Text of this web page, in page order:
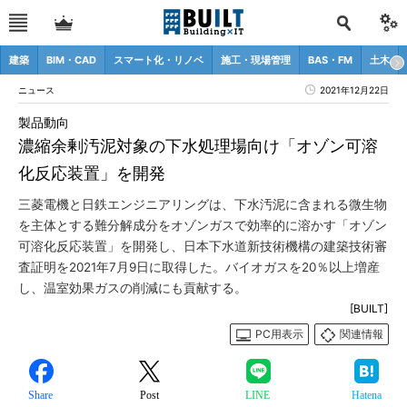
建築 BIM・CAD スマート化・リノベ 施工・現場管理 BAS・FM 土木
ニュース 2021年12月22日
濃縮余剰汚泥対象の下水処理場向け「オゾン可溶
化反応装置」を開発
製品動向
三菱電機と日鉄エンジニアリングは、下水汚泥に含まれる微生物
を主体とする難分解成分をオゾンガスで効率的に溶かす「オゾン
可溶化反応装置」を開発し、日本下水道新技術機構の建築技術審
査証明を2021年7月9日に取得した。バイオガスを20％以上増産
し、温室効果ガスの削減にも貢献する。
[BUILT]
PC用表示
関連情報
Share Post LINE Hatena